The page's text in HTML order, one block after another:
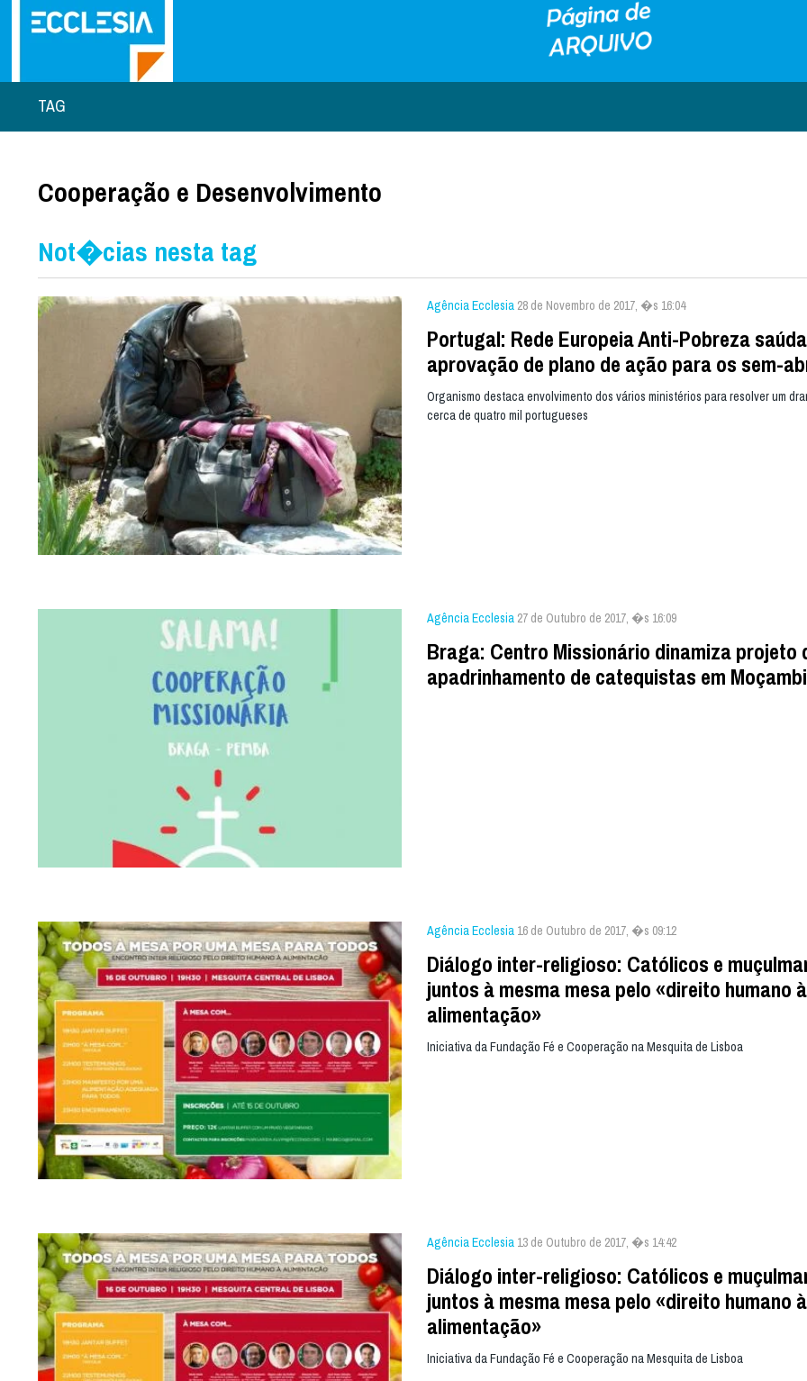
TAG
Cooperação e Desenvolvimento
Not�cias nesta tag
Agência Ecclesia 28 de Novembro de 2017, �s 16:04
Portugal: Rede Europeia Anti-Pobreza saúda
aprovação de plano de ação para os sem-
Organismo destaca envolvimento dos vários ministérios para resolver um
cerca de quatro mil portugueses
Agência Ecclesia 27 de Outubro de 2017, �s 16:09
Braga: Centro Missionário dinamiza projeto
apadrinhamento de catequistas em
Agência Ecclesia 16 de Outubro de 2017, �s 09:12
Diálogo inter-religioso: Católicos e
juntos à mesma mesa pelo «direito humano à
alimentação»
Iniciativa da Fundação Fé e Cooperação na Mesquita de Lisboa
Agência Ecclesia 13 de Outubro de 2017, �s 14:42
Diálogo inter-religioso: Católicos e
juntos à mesma mesa pelo «direito humano à
alimentação»
Iniciativa da Fundação Fé e Cooperação na Mesquita de Lisboa